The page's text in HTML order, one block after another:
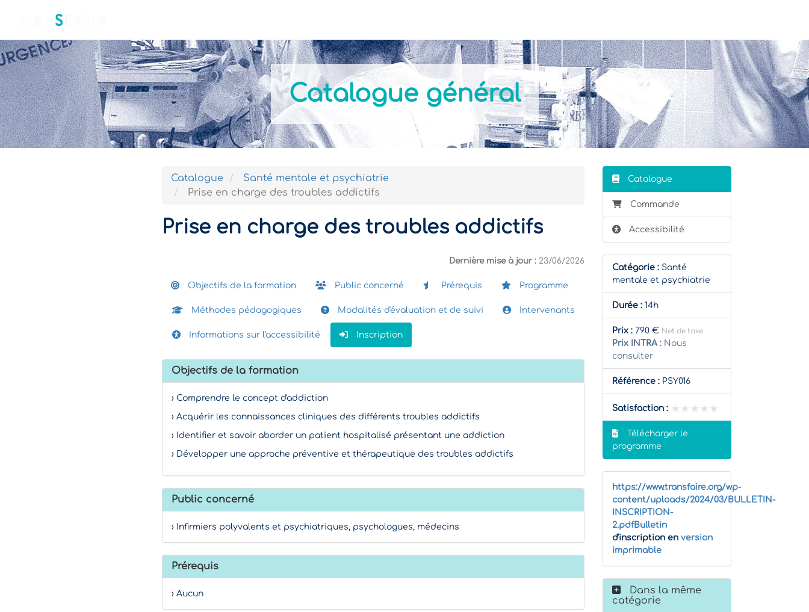
Catalogue général
Catalogue
Santé mentale et psychiatrie
Prise en charge des troubles addictifs
Prise en charge des troubles addictifs
Dernière mise à jour : 23/06/2026
Objectifs de la formation Public concerné Prérequis Programme
Méthodes pédagogiques Modalités d'évaluation et de suivi Intervenants
Informations sur l'accessibilité Inscription
Objectifs de la formation
› Comprendre le concept d'addiction
› Acquérir les connaissances cliniques des différents troubles addictifs
› Identifier et savoir aborder un patient hospitalisé présentant une addiction
› Développer une approche préventive et thérapeutique des troubles addictifs
Public concerné
› Infirmiers polyvalents et psychiatriques, psychologues, médecins
Prérequis
› Aucun
Catalogue
Commande
Accessibilité
Catégorie : Santé
mentale et psychiatrie
Durée : 14h
Prix : 790 € Net de taxe
Prix INTRA : Nous
consulter
Référence : PSY016
Satisfaction : ★★★★★
★★★★★
Télécharger le
programme
https://www.transfaire.org/wp-
content/uploads/2024/03/BULLETIN-
INSCRIPTION-
2.pdfBulletin
d'inscription en version
imprimable
Dans la même
catégorie